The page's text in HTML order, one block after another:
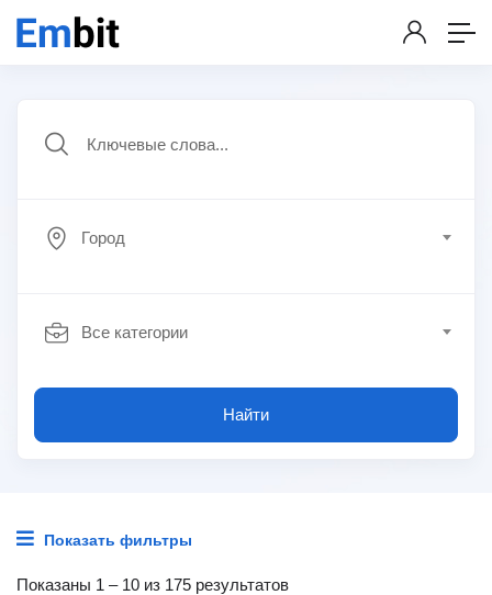
Город
Все категории
Найти
Показать фильтры
Показаны 1 – 10 из 175 результатов